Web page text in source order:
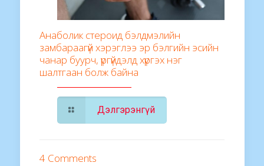
Анаболик стероид бэлдмэлийн
замбараагүй хэрэглээ эр бэлгийн эсийн
чанар буурч, үргүйдэлд хүргэх нэг
шалтгаан болж байна
Дэлгэрэнгүй
4 Comments